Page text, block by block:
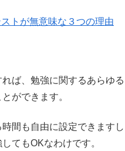
トが無意味な３つの理由
ば、勉強に関するあらゆ
ができます。
間も自由に設定できます
てもOKなわけです。